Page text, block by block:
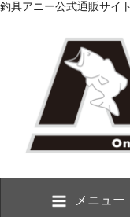
釣具アニー公式通販サイ
メニュー